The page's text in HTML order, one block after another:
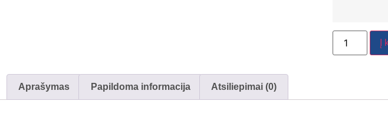
Aprašymas Papildoma informacija Atsiliepimai (0)